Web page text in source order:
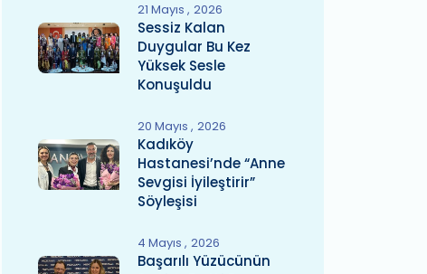
21 Mayıs 2026
Sessiz Kalan
Duygular Bu Kez
Yüksek Sesle
Konuşuldu
20 Mayıs 2026
Kadıköy
Hastanesi’nde “Anne
Sevgisi İyileştirir”
Söyleşisi
4 Mayıs 2026
Başarılı Yüzücünün